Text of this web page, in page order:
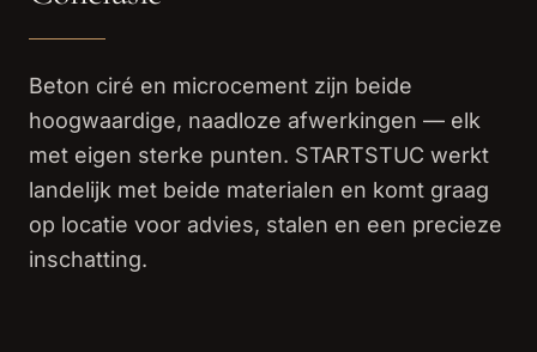
Beton ciré en microcement zijn beide
hoogwaardige, naadloze afwerkingen — elk
met eigen sterke punten. STARTSTUC werkt
landelijk met beide materialen en komt graag
op locatie voor advies, stalen en een precieze
inschatting.